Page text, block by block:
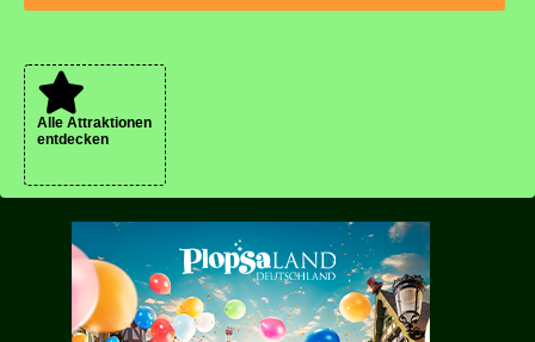
Alle Attraktionen
entdecken